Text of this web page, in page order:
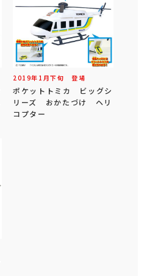
2019年 1 月下旬 登場
ポケットトミカ ビッグシ
リーズ おかたづけ ヘリ
コプター